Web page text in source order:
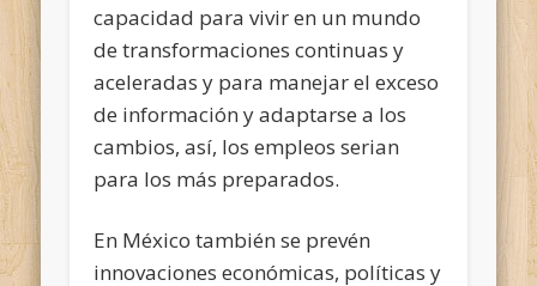
capacidad para vivir en un mundo
de transformaciones continuas y
aceleradas y para manejar el exceso
de información y adaptarse a los
cambios, así, los empleos serian
para los más preparados.
En México también se prevén
innovaciones económicas, políticas y